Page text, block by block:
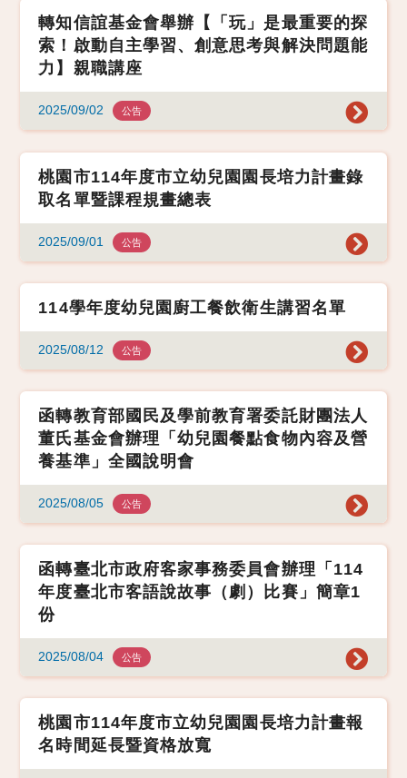
轉知信誼基金會舉辦【「玩」是最重要的探
索！啟動自主學習、創意思考與解決問題能
力】親職講座
2025/09/02 公告
桃園市114年度市立幼兒園園長培力計畫錄
取名單暨課程規畫總表
2025/09/01 公告
114學年度幼兒園廚工餐飲衛生講習名單
2025/08/12 公告
函轉教育部國民及學前教育署委託財團法人
董氏基金會辦理「幼兒園餐點食物內容及營
養基準」全國說明會
2025/08/05 公告
函轉臺北市政府客家事務委員會辦理「114
年度臺北市客語說故事（劇）比賽」簡章1
份
2025/08/04 公告
桃園市114年度市立幼兒園園長培力計畫報
名時間延長暨資格放寬